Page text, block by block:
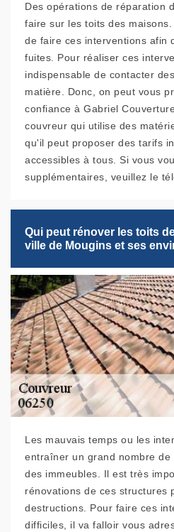
Des opérations de réparation
faire sur les toits des
de faire ces interventions afin
fuites. Pour réaliser ces
indispensable de contacter
matière. Donc, on peut vous
confiance à Gabriel
couvreur qui utilise des
qu'il peut proposer des tarifs
accessibles à tous. Si vous
supplémentaires, veuillez le
Qui peut rénover les toits
ville de Mougins et ses
Les mauvais temps ou les
entraîner un grand nombre
des immeubles. Il est très
rénovations de ces structures
destructions. Pour faire ces
difficiles, il va falloir vous